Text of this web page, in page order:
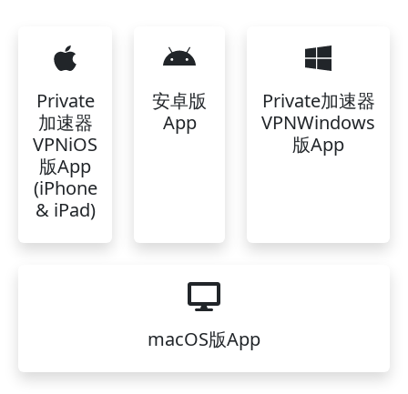
Private
加速器
VPNiOS
版App
(iPhone
& iPad)
安卓版
App
Private加速器
VPNWindows
版App
macOS版App